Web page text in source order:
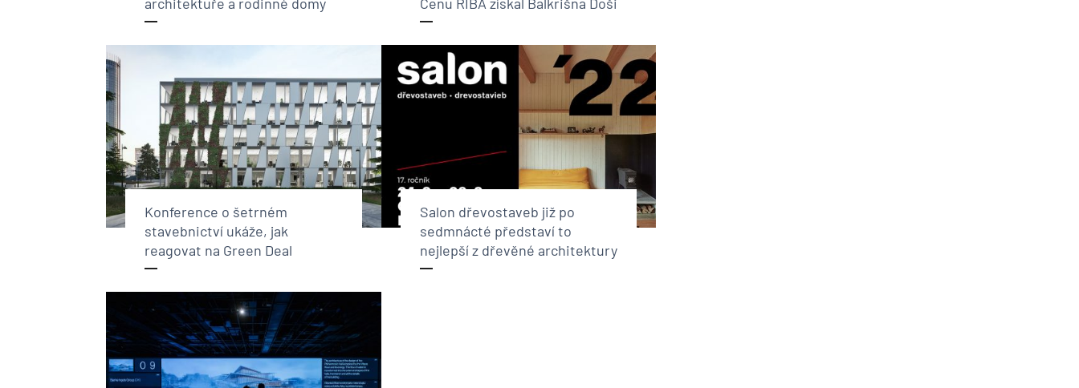
Konference o šetrném
stavebnictví ukáže, jak
reagovat na Green Deal
Salon dřevostaveb již po
sedmnácté představí to
nejlepší z dřevěné architektury